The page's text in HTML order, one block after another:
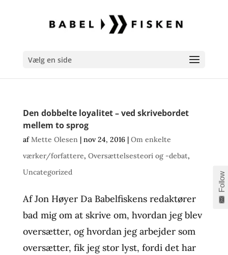
Vælg en side
Den dobbelte loyalitet – ved skrivebordet
mellem to sprog
afMette Olesen| nov 24, 2016| Om enkelte
værker/forfattere, Oversættelsesteori og -debat,
Uncategorized
Af Jon Høyer Da Babelfiskens redaktører
bad mig om at skrive om, hvordan jeg blev
oversætter, og hvordan jeg arbejder som
oversætter, fik jeg stor lyst, fordi det har
Follow